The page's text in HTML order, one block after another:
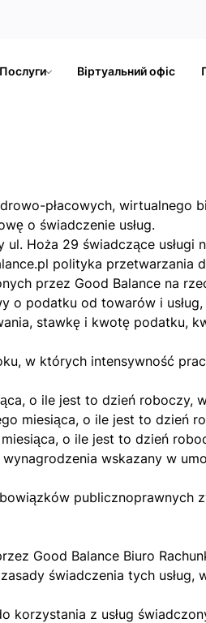
Послуги Віртуальний офіс
płacowych, wirtualnego
o świadczenie usług.
Hoża 29 świadczące usługi
polityka
przez Good Balance na
o podatku od towarów i
stawkę i kwotę podatku,
w których intensywność
o ile jest to dzień
miesiąca, o ile jest to dzień
o ile jest to dzień
wskazany w
publicznoprawnych
Good Balance Biuro
świadczenia tych
korzystania z usług